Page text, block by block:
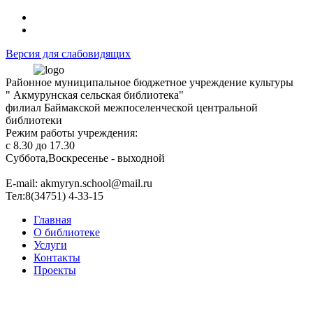
Версия для слабовидящих
Районное муниципальное бюджетное учреждение культуры
" Акмурунская сельская библиотека"
филиал Баймакской межпоселенческой центральной
библиотеки
Режим работы учреждения:
с 8.30 до 17.30
Суббота,Воскресенье - выходной
Е-mail: akmyryn.school@mail.ru
Тел:8(34751) 4-33-15
Главная
О библиотеке
Услуги
Контакты
Проекты